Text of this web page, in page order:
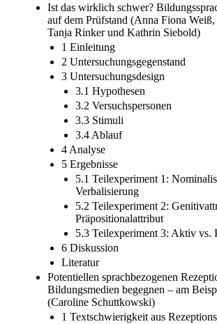
Ist das wirklich schwer?
auf dem Prüfstand (Anna Fiona
Tanja Rinker und Kathrin Siebold)
1 Einleitung
2 Untersuchungsgegenstand
3 Untersuchungsdesign
3.1 Hypothesen
3.2 Versuchspersonen
3.3 Stimuli
3.4 Ablauf
4 Analyse
5 Ergebnisse
5.1 Teilexperiment 1:
Verbalisierung
5.2 Teilexperiment 2:
Präpositionalattribut
5.3 Teilexperiment 3: Aktiv vs.
6 Diskussion
Literatur
Potentiellen sprachbezogenen
Bildungsmedien begegnen – am
(Caroline Schuttkowski)
1 Textschwierigkeit aus